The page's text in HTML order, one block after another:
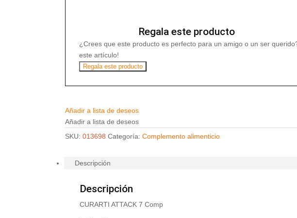
Regala este producto
¿Crees que este producto es perfecto para un amigo o un ser
este artículo!
Regala este producto
Añadir a lista de deseos
Añadir a lista de deseos
SKU:013698 Categoría:Complemento alimenticio
Descripción
Descripción
CURARTI ATTACK 7 Comp